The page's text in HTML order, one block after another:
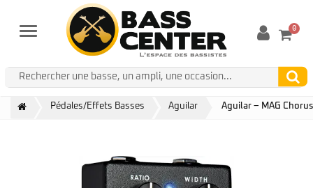
Menu 0
Pédales/Effets Basses Aguilar Aguilar – MAG